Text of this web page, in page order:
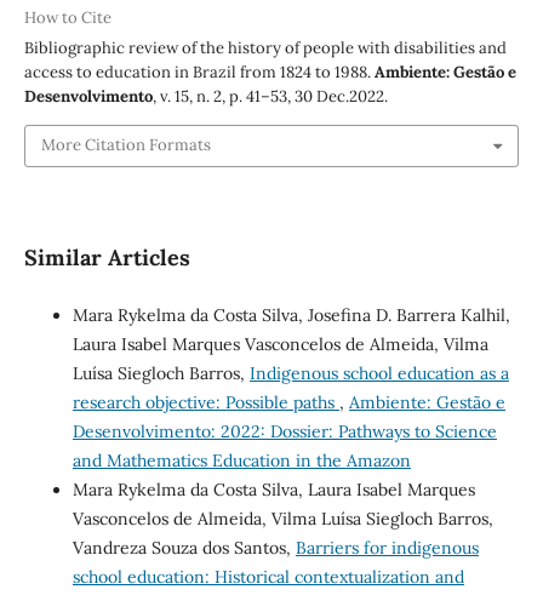
How to Cite
Bibliographic review of the history of people with disabilities and
access to education in Brazil from 1824 to 1988.Ambiente: Gestão e
Desenvolvimento, v. 15, n. 2, p. 41–53, 30 Dec.2022.
More Citation Formats
Similar Articles
Mara Rykelma da Costa Silva, Josefina D. Barrera Kalhil,
Laura Isabel Marques Vasconcelos de Almeida, Vilma
Luísa Siegloch Barros, Indigenous school education as a
research objective: Possible paths , Ambiente: Gestão e
Desenvolvimento: 2022: Dossier: Pathways to Science
and Mathematics Education in the Amazon
Mara Rykelma da Costa Silva, Laura Isabel Marques
Vasconcelos de Almeida, Vilma Luísa Siegloch Barros,
Vandreza Souza dos Santos, Barriers for indigenous
school education: Historical contextualization and